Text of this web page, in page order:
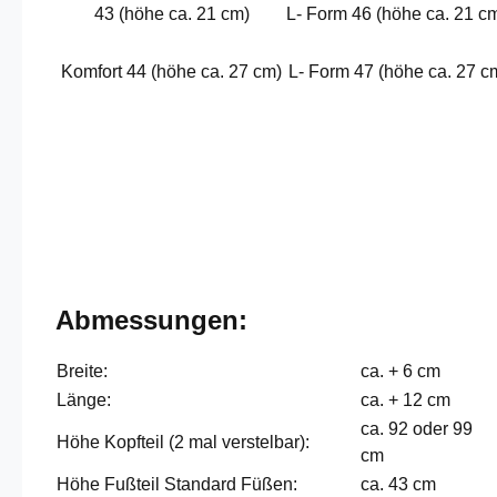
43 (höhe ca. 21 cm) L- Form 46 (höhe ca. 21
Komfort 44 (höhe ca. 27 cm) L- Form 47 (höhe ca. 27
Abmessungen:
Breite:
ca. + 6 cm
Länge:
ca. + 12 cm
Höhe Kopfteil (2 mal verstelbar):
ca. 92 oder 99
cm
Höhe Fußteil Standard Füßen:
ca. 43 cm